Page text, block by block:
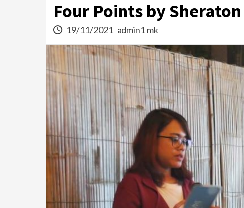
Four Points by
19/11/2021 admin1 mk